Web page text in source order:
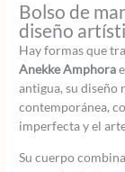
Bolso de
diseño
Hay formas que
Anekke Amphora
antigua, su diseño
contemporánea,
imperfecta y el
Su cuerpo